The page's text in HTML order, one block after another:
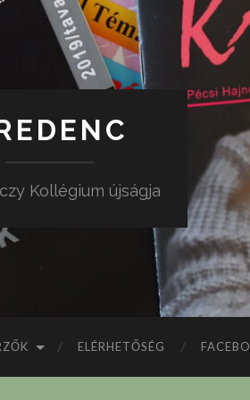
Kollégium újságja
ELÉRHETŐSÉG